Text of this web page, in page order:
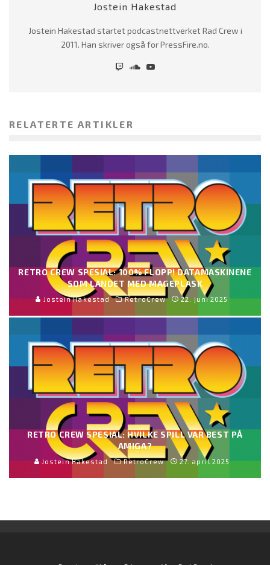
Jostein Hakestad
Jostein Hakestad startet podcastnettverket Rad Crew i
2011. Han skriver også for PressFire.no.
RELATERTE ARTIKLER
RETRO CREW SPESIAL: 100% FLOPP! DATAMASKINENE
SOM LANDET MED MAGEPLASK
Jostein Hakestad RetroCrew 22. juni 2025
RETRO CREW SPESIAL: HVILKE SPILL VAR BEST PÅ
AMIGA?
Jostein Hakestad RetroCrew 27. april 2025